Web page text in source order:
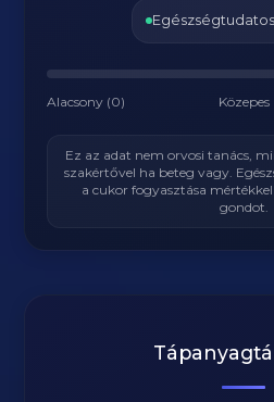
Alacsony (0) Közepes
Ez az adat nem orvosi tanács,
szakértővel ha beteg vagy.
a cukor fogyasztása
gondot.